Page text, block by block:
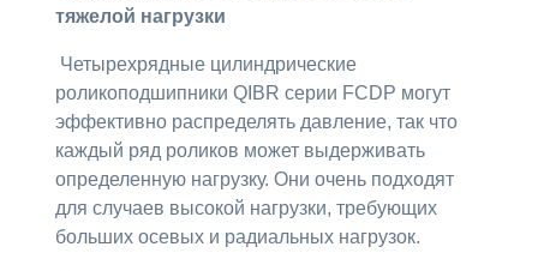
тяжелой нагрузки
Четырехрядные цилиндрические
роликоподшипники QIBR серии FCDP могут
эффективно распределять давление, так что
каждый ряд роликов может выдерживать
определенную нагрузку. Они очень подходят
для случаев высокой нагрузки, требующих
больших осевых и радиальных нагрузок.